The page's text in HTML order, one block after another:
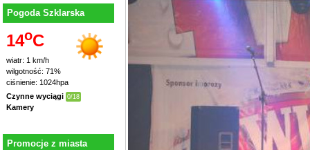
Pogoda Szklarska
14oC
wiatr: 1 km/h
wilgotność: 71%
ciśnienie: 1024hpa
Czynne wyciągi 0/18
Kamery
Promocje z miasta